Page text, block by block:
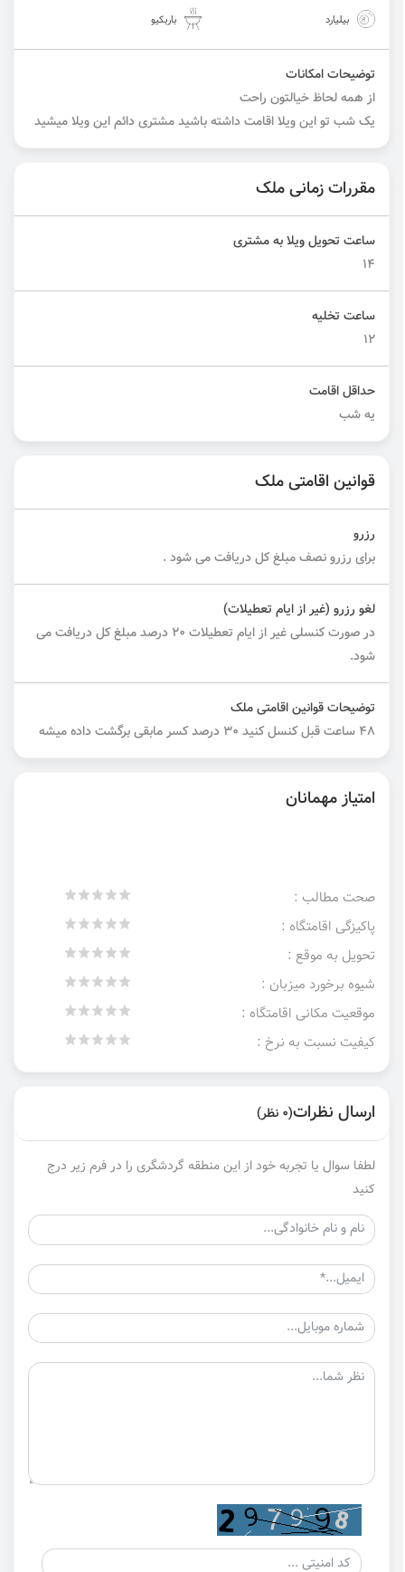
بیلیارد باربکیو
توضیحات امکانات
از همه لحاظ خیالتون راحت
یک شب تو این ویلا اقامت داشته باشید مشتری دائم این ویلا میشید
مقررات زمانی ملک
ساعت تحویل ویلا به مشتری
۱۴
ساعت تخلیه
۱۲
حداقل اقامت
یه شب
قوانین اقامتی ملک
رزرو
برای رزرو نصف مبلغ کل دریافت می شود .
لغو رزرو (غیر از ایام تعطیلات)
در صورت کنسلی غیر از ایام تعطیلات ۲۰ درصد مبلغ کل دریافت می
شود.
توضیحات قوانین اقامتی ملک
۴۸ ساعت قبل کنسل کنید ۳۰ درصد کسر مابقی برگشت داده میشه
امتیاز مهمانان
صحت مطالب :
پاکیزگی اقامتگاه :
تحویل به موقع :
شیوه برخورد میزبان :
موقعیت مکانی اقامتگاه :
کیفیت نسبت به نرخ :
ارسال نظرات(0 نظر)
لطفا سوال یا تجربه خود از این منطقه گردشگری را در فرم زیر درج
کنید